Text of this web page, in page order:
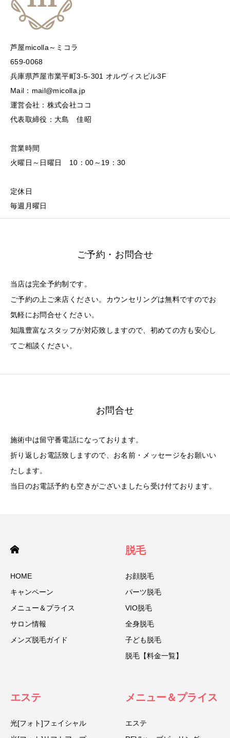
芦屋micolla～ミコラ
659-0068
兵庫県芦屋市業平町3-5-301 オルヴィスビル3F
Mail：mail@micolla.jp
運営会社：株式会社ココ
代表取締役：大島 佳昭
営業時間
火曜日～日曜日 10：00～19：30
定休日
毎週月曜日
ご予約・お問合せ
当店は完全予約制です。
ご予約の上ご来店ください。カウンセリングは無料ですのでお
気軽にお問合せください。
知識豊富なスタッフが対応致しますので、初めての方も安心し
てご相談ください。
お問合せ
施術中は留守番電話になっております。
折り返しお電話致しますので、お名前・メッセージをお願いい
たします。
当日のお電話予約も空きがございましたら受け付ております。
HOME
キャンペーン
メニュー＆プライス
サロン情報
メンズ脱毛ガイド
脱毛
お顔脱毛
パーツ脱毛
VIO脱毛
全身脱毛
子ども脱毛
脱毛【料金一覧】
エステ
光[フォト]フェイシャル
メニュー＆プライス
エステ